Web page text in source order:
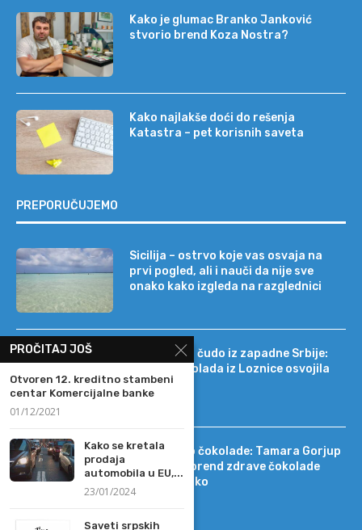
Kako je glumac Branko Janković
stvorio brend Koza Nostra?
Kako najlakše doći do rešenja
Katastra – pet korisnih saveta
PREPORUČUJEMO
Sicilija – ostrvo koje vas osvaja na
prvi pogled, ali i nauči da nije sve
onako kako izgleda na razglednici
Tehnološko čudo iz zapadne Srbije:
kako je čokolada iz Loznice osvojila
22 tržišta
Od DIF-a do čokolade: Tamara Gorjup
pokrenula brend zdrave čokolade
Kapetan Koko
PROČITAJ JOŠ
Otvoren 12. kreditno stambeni
centar Komercijalne banke
01/12/2021
Kako se kretala
prodaja
automobila u EU,...
23/01/2024
Saveti srpskih